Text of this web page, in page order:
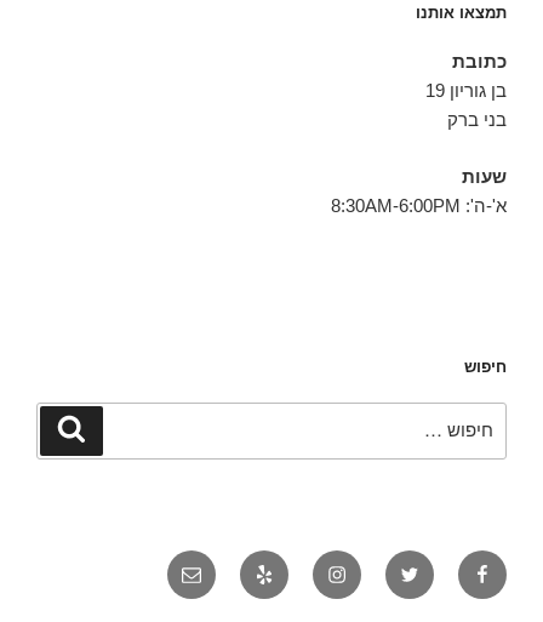
תמצאו אותנו
כתובת
בן גוריון 19
בני ברק
שעות
א'-ה': 8:30AM-6:00PM
חיפוש
חיפוש
פייסבוק טוויטר אינסטגרם יאלפ אימייל